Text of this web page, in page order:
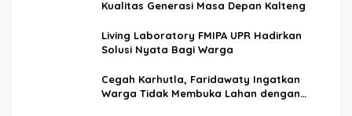
Kualitas Generasi Masa Depan Kalteng
Living Laboratory FMIPA UPR Hadirkan
Solusi Nyata Bagi Warga
Cegah Karhutla, Faridawaty Ingatkan
Warga Tidak Membuka Lahan dengan